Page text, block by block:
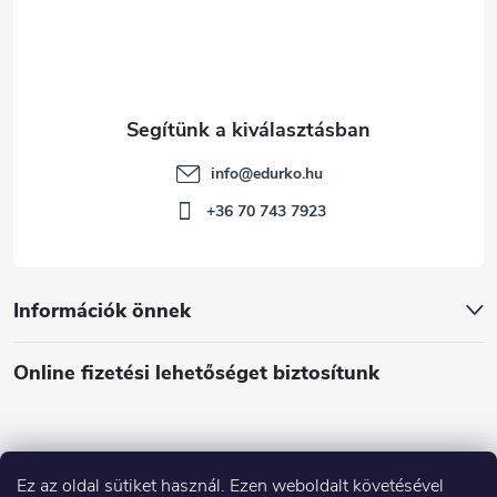
Ez az oldal sütiket használ. Ezen weboldalt követésével
Információk önnek
Online fizetési lehetőséget biztosítunk
info@edurko.hu
+36 70 743 7923